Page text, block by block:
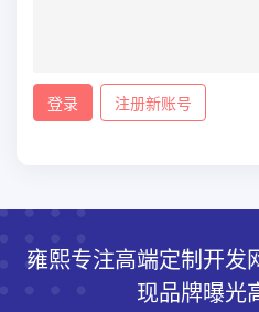
登录 注册新账号
雍熙专注高端定制开发
现品牌曝光